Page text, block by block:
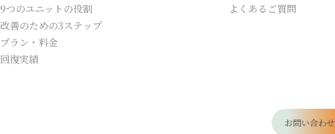
9つのユニットの役割
改善のための3ステップ
プラン・料金
回復実績
よくあるご質問
お問い合わせ